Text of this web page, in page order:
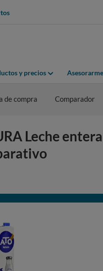
y precios
de compra Comparador
Leche